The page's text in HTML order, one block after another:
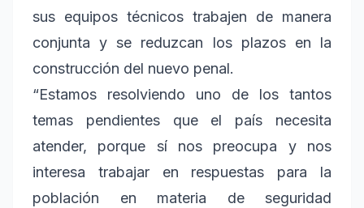
sus equipos técnicos trabajen de manera
conjunta y se reduzcan los plazos en la
construcción del nuevo penal.
“Estamos resolviendo uno de los tantos
temas pendientes que el país necesita
atender, porque sí nos preocupa y nos
interesa trabajar en respuestas para la
población en materia de seguridad